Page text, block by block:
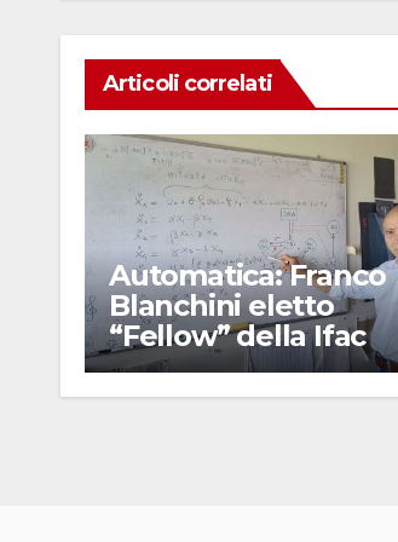
Articoli correlati
Automatica: Franco
Blanchini eletto
“Fellow” della Ifac